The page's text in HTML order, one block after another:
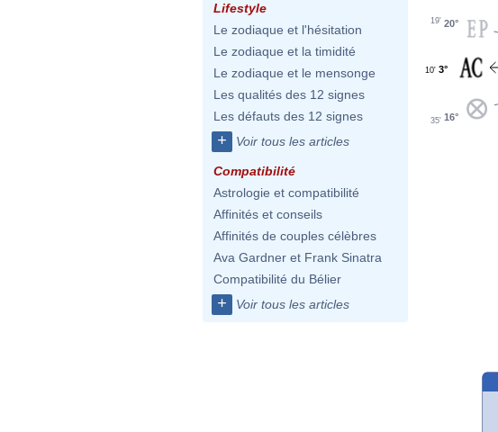
Lifestyle
Le zodiaque et l'hésitation
Le zodiaque et la timidité
Le zodiaque et le mensonge
Les qualités des 12 signes
Les défauts des 12 signes
+ Voir tous les articles
Compatibilité
Astrologie et compatibilité
Affinités et conseils
Affinités de couples célèbres
Ava Gardner et Frank Sinatra
Compatibilité du Bélier
+ Voir tous les articles
20°
19'
3°
10'
16°
35'